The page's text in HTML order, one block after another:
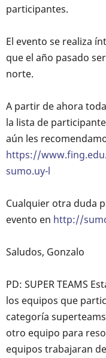
participantes.
El evento se realiza
que el año pasado
norte.
A partir de ahora
la lista de
aún les
https://
sumo.uy-l
Cualquier otra duda
evento en http://
Saludos, Gonzalo
PD: SUPER TEAMS
los equipos que
categoría
otro equipo para
equipos trabajaran